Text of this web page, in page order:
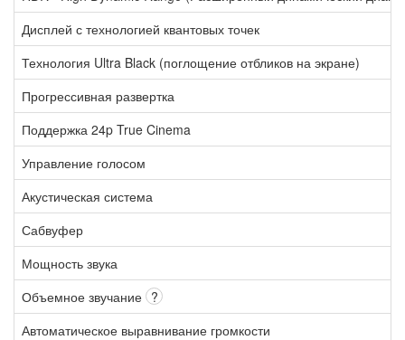
Дисплей с технологией квантовых точек
Технология Ultra Black (поглощение отбликов на экране)
Прогрессивная развертка
Поддержка 24p True Cinema
Управление голосом
Акустическая система
Сабвуфер
Мощность звука
Объемное звучание ?
Автоматическое выравнивание громкости